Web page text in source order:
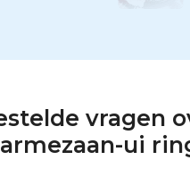
vragen
ui